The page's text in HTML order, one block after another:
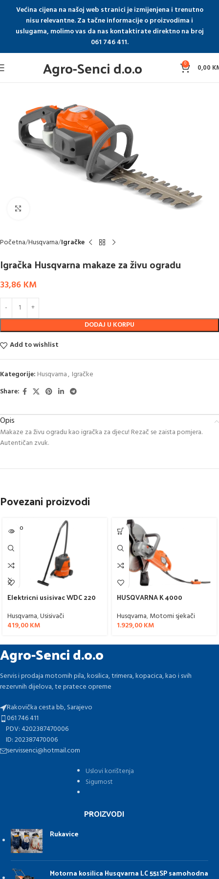
Većina cijena na našoj web stranici je izmijenjena i trenutno
nisu relevantne. Za tačne informacije o proizvodima i
uslugama, molimo vas da nas kontaktirate direktno na broj
061 746 411.
Agro-Senci d.o.o 0 0,00
Početna Husqvarna Igračke
Igračka Husqvarna makaze za živu ogradu
33,86 KM
DODAJ U KORPU
Add to wishlist
Kategorije: Husqvarna, Igračke
Share:
Opis
Makaze za živu ogradu kao igračka za djecu! Rezač se zaista pomjera.
Autentičan zvuk.
Povezani proizvodi
SOLD O
UT
Elektricni usisivac WDC 220
Husqvarna,Usisivači
419,00KM
HUSQVARNA K 4000
Husqvarna,Motorni sjekači
1.929,00KM
Agro-Senci d.o.o
Servis i prodaja motornih pila, kosilica, trimera, kopacica, kao i svih
rezervnih dijelova, te pratece opreme
Rakovička cesta bb, Sarajevo
061 746 411
PDV: 4202387470006
ID: 202387470006
servissenci@hotmail.com
Uslovi korištenja
Sigurnost
PROIZVODI
Rukavice
Motorna kosilica Husqvarna LC 551SP samohodna